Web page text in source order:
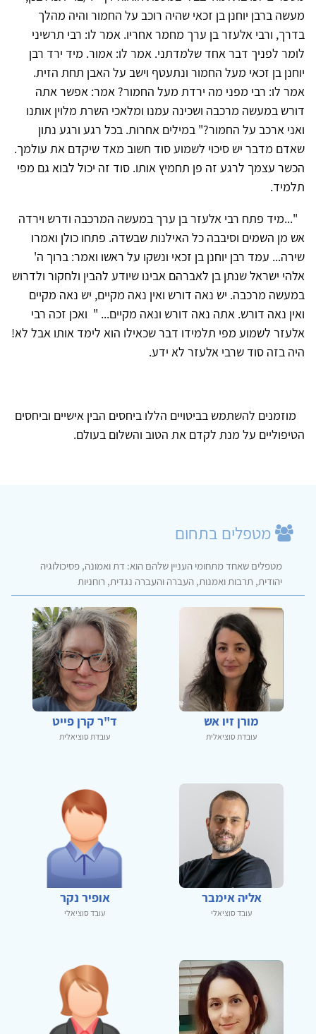
מעשה ברבן יוחנן בן זכאי שהיה רוכב על החמור והיה מהלך
בדרך, ורבי אלעזר בן ערך מחמר אחריו. אמר לו: רבי תרשיני
לומר לפניך דבר אחד שלמדתני. אמר לו: אמור. מיד ירד רבן
יוחנן בן זכאי מעל החמור ונתעטף וישב על האבן תחת הזית.
אמר לו: רבי מפני מה ירדת מעל החמור? אמר: אפשר אתה
דורש במעשה מרכבה ושכינה עמנו ומלאכי השרת מלוין אותנו
ואני ארכב על החמור?" במילים אחרות. בכל רגע ורגע נתון
שאדם מדבר יש סיכוי לשמוע סוד חשוב מאד שיקדם את עולמך.
הכשר עצמך לרגע זה פן תחמיץ אותו. סוד זה יכול לבוא גם מפי
תלמיד.
"...מיד פתח רבי אלעזר בן ערך במעשה המרכבה ודרש וירדה
אש מן השמים וסיבבה כל האילנות שבשדה. פתחו כולן ואמרו
שירה... עמד רבן יוחנן בן זכאי ונשקו על ראשו ואמר: ברוך ה'
אלהי ישראל שנתן בן לאברהם אבינו שיודע להבין ולחקור ולדרוש
במעשה מרכבה. יש נאה דורש ואין נאה מקיים, יש נאה מקיים
ואין נאה דורש. אתה נאה דורש ונאה מקיים... " ואכן זכה רבי
אלעזר לשמוע מפי תלמידו דבר שכאילו הוא לימד אותו אבל לא!
היה בזה סוד שרבי אלעזר לא ידע.
מוזמנים להשתמש בביטויים הללו ביחסים הבין אישיים וביחסים
הטיפוליים על מנת לקדם את הטוב והשלום בעולם.
מטפלים בתחום
מטפלים שאחד מתחומי העניין שלהם הוא: דת ואמונה, פסיכולוגיה
יהודית, תרבות ואמנות, העברה והעברה נגדית, רוחניות
מורן זיו אש
עובדת סוציאלית
ד"ר קרן פייט
עובדת סוציאלית
אליה אימבר
עובד סוציאלי
אופיר נקר
עובד סוציאלי